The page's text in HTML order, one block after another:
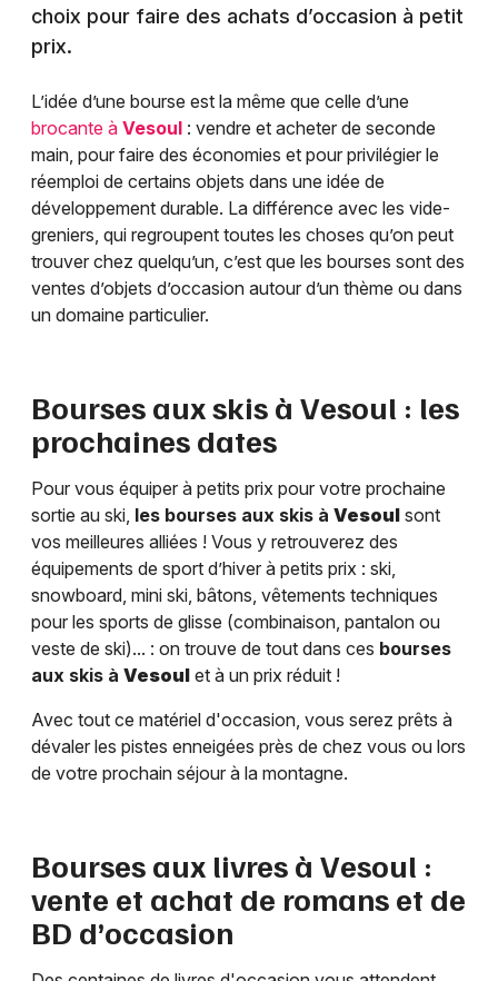
choix pour faire des achats d’occasion à petit
prix.
L’idée d’une bourse est la même que celle d’une
brocante à Vesoul : vendre et acheter de seconde
main, pour faire des économies et pour privilégier le
réemploi de certains objets dans une idée de
développement durable. La différence avec les vide-
greniers, qui regroupent toutes les choses qu’on peut
trouver chez quelqu’un, c’est que les bourses sont des
ventes d’objets d’occasion autour d’un thème ou dans
un domaine particulier.
Bourses aux skis à Vesoul : les
prochaines dates
Pour vous équiper à petits prix pour votre prochaine
sortie au ski, les bourses aux skis à Vesoul sont
vos meilleures alliées ! Vous y retrouverez des
équipements de sport d’hiver à petits prix : ski,
snowboard, mini ski, bâtons, vêtements techniques
pour les sports de glisse (combinaison, pantalon ou
veste de ski)... : on trouve de tout dans ces bourses
aux skis à Vesoul et à un prix réduit !
Avec tout ce matériel d'occasion, vous serez prêts à
dévaler les pistes enneigées près de chez vous ou lors
de votre prochain séjour à la montagne.
Bourses aux livres à Vesoul :
vente et achat de romans et de
BD d’occasion